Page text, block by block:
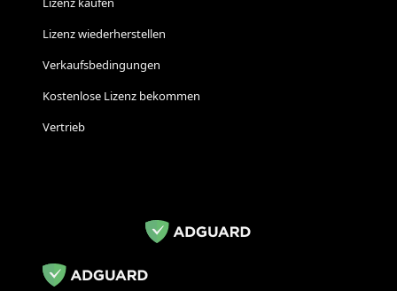
Lizenz wiederherstellen
Verkaufsbedingungen
Kostenlose Lizenz bekommen
Vertrieb